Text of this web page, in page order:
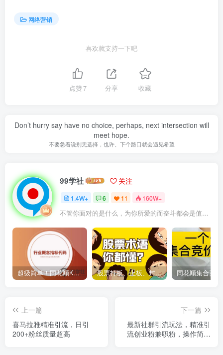
网络营销
喜欢就支持一下吧
点赞7 分享 收藏
Don’t hurry say have no choice, perhaps, next intersection will
meet hope.
不要急着说别无选择，也许、下个路口就会遇见希望
99学社 关注
1.4W+ 6 11 160W+
不管你面对的是什么，为你所爱的而奋斗都会是值得的
超级简单！同花顺K线界面显示行业概念指标代码图解 股票打板、上板、封板、翘板、炸板是什么意思？炒股你必须懂的暗语！
上一篇
喜马拉雅精准引流，日引
200+粉丝质量超高
下一篇
最新社群引流玩法，精准引
流创业粉兼职粉，操作简单